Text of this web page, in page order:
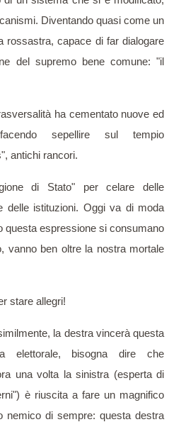
Diventando quasi come un
rossastra, capace di far dialogare
del supremo bene comune: "il
ha cementato nuove ed
sepellire sul tempio
antichi rancori.
di Stato" per celare delle
delle istituzioni. Oggi va di moda
questa espressione si consumano
vanno ben oltre la nostra mortale
stare allegri!
la destra vincerà questa
elettorale, bisogna dire che
una volta la sinistra (esperta di
è riuscita a fare un magnifico
nemico di sempre: questa destra